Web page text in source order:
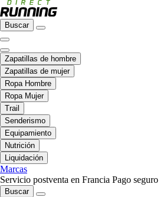
Buscar
Zapatillas de hombre
Zapatillas de mujer
Ropa Hombre
Ropa Mujer
Trail
Senderismo
Equipamiento
Nutrición
Liquidación
Marcas
Servicio postventa en Francia Pago seguro
Buscar